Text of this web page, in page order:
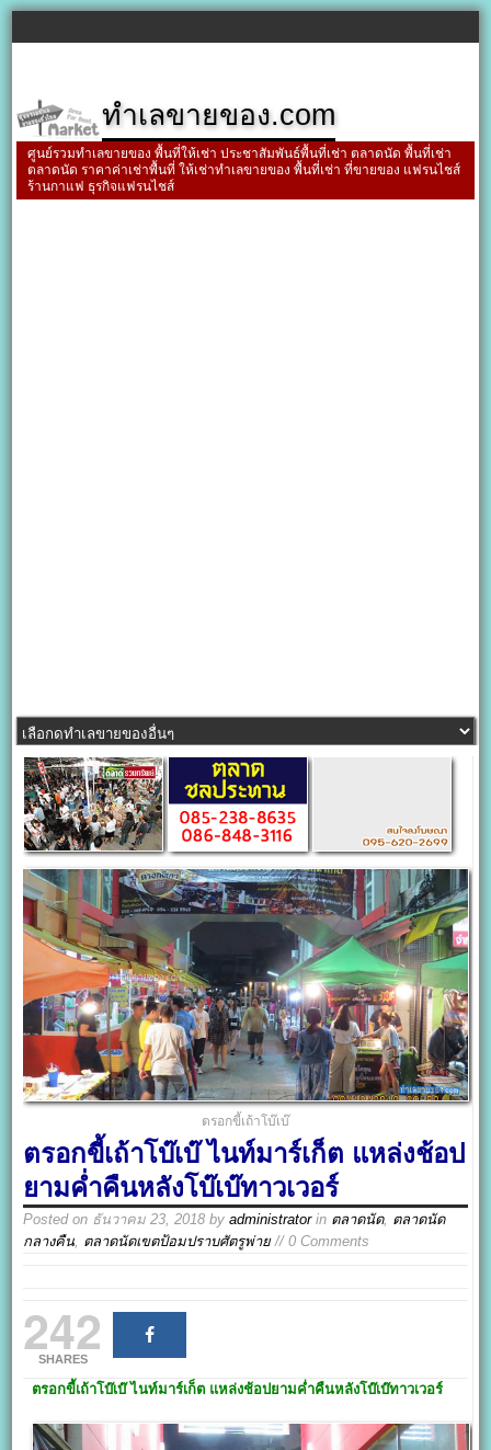
ทำเลขายของ.com
ศูนย์รวมทำเลขายของ พื้นที่ให้เช่า ประชาสัมพันธ์พื้นที่เช่า ตลาดนัด พื้นที่เช่า
ตลาดนัด ราคาค่าเช่าพื้นที่ ให้เช่าทำเลขายของ พื้นที่เช่า ที่ขายของ แฟรนไชส์
ร้านกาแฟ ธุรกิจแฟรนไชส์
ตรอกขี้เถ้าโบ๊เบ๊
ตรอกขี้เถ้าโบ๊เบ๊ ไนท์มาร์เก็ต แหล่งช้อป
ยามค่ำคืนหลังโบ๊เบ๊ทาวเวอร์
Posted on ธันวาคม 23, 2018 byadministratorin ตลาดนัด, ตลาดนัด
กลางคืน, ตลาดนัดเขตป้อมปราบศัตรูพ่าย// 0 Comments
242
SHARES
ตรอกขี้เถ้าโบ๊เบ๊ ไนท์มาร์เก็ต แหล่งช้อปยามค่ำคืนหลังโบ๊เบ๊ทาวเวอร์